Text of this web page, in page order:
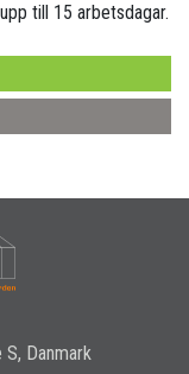
till 15 arbetsdagar.
Danmark